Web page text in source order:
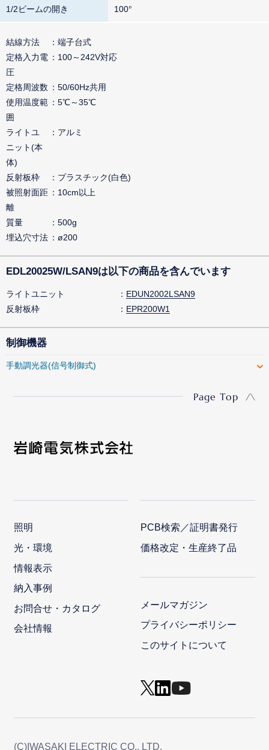
1/2ビームの開き 100°
結線方法
端子台式
定格入力電
圧
100～242V対応
定格周波数
50/60Hz共用
使用温度範
囲
5℃～35℃
ライトユ
ニット(本
体)
アルミ
反射板枠
プラスチック(白色)
被照射面距
離
10cm以上
質量
500g
埋込穴寸法
ø200
EDL20025W/LSAN9は以下の商品を含んでいます
ライトユニット
EDUN2002LSAN9
反射板枠
EPR200W1
制御機器
手動調光器(信号制御式)
Page Top
照明
光・環境
情報表示
納入事例
お問合せ・カタログ
会社情報
PCB検索／証明書発行
価格改定・生産終了品
メールマガジン
プライバシーポリシー
このサイトについて
(C)IWASAKI ELECTRIC CO., LTD.